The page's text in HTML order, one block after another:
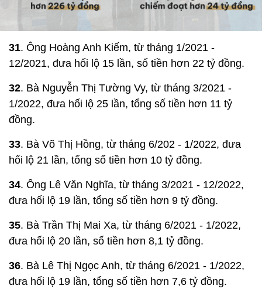
31. Ông Hoàng Anh Kiếm, từ tháng 1/2021 -
12/2021, đưa hối lộ 15 lần, số tiền hơn 22 tỷ đồng.
32. Bà Nguyễn Thị Tường Vy, từ tháng 3/2021 -
1/2022, đưa hối lộ 25 lần, tổng số tiền hơn 11 tỷ
đồng.
33. Bà Võ Thị Hồng, từ tháng 6/202 - 1/2022, đưa
hối lộ 21 lần, tổng số tiền hơn 10 tỷ đồng.
34. Ông Lê Văn Nghĩa, từ tháng 3/2021 - 12/2022,
đưa hối lộ 19 lần, tổng số tiền hơn 9 tỷ đồng.
35. Bà Trần Thị Mai Xa, từ tháng 6/2021 - 1/2022,
đưa hối lộ 20 lần, số tiền hơn 8,1 tỷ đồng.
36. Bà Lê Thị Ngọc Anh, từ tháng 6/2021 - 1/2022,
đưa hối lộ 19 lần, tổng số tiền hơn 7,6 tỷ đồng.